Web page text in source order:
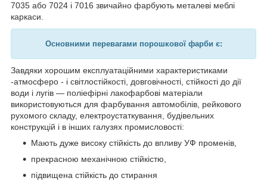
7035 або 7024 і 7016 звичайно фарбують металеві меблі
каркаси.
Основними перевагами порошкової фарби є:
Завдяки хорошим експлуатаційними характеристиками
-атмосферо - і світлостійкості, довговічності, стійкості до дії
води і лугів — поліефірні лакофарбові матеріали
використовуються для фарбування автомобілів, рейкового
рухомого складу, електроустаткування, будівельних
конструкцій і в інших галузях промисловості:
Мають дуже високу стійкість до впливу УФ променів,
прекрасною механічною стійкістю,
підвищена стійкість до стирання